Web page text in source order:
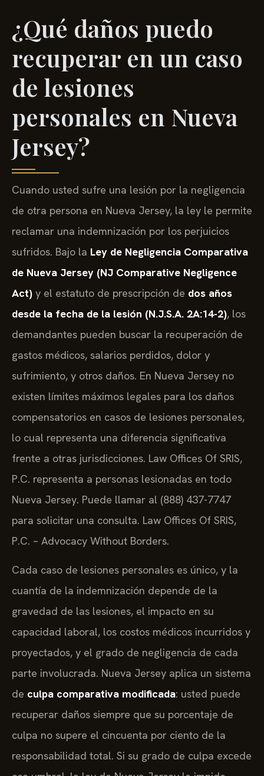
¿Qué daños puedo
recuperar en un caso
de lesiones
personales en Nueva
Jersey?
Cuando usted sufre una lesión por la negligencia
de otra persona en Nueva Jersey, la ley le permite
reclamar una indemnización por los perjuicios
sufridos. Bajo la Ley de Negligencia Comparativa
de Nueva Jersey (NJ Comparative Negligence
Act) y el estatuto de prescripción de dos años
desde la fecha de la lesión (N.J.S.A. 2A:14-2), los
demandantes pueden buscar la recuperación de
gastos médicos, salarios perdidos, dolor y
sufrimiento, y otros daños. En Nueva Jersey no
existen límites máximos legales para los daños
compensatorios en casos de lesiones personales,
lo cual representa una diferencia significativa
frente a otras jurisdicciones. Law Offices Of SRIS,
P.C. representa a personas lesionadas en todo
Nueva Jersey. Puede llamar al (888) 437-7747
para solicitar una consulta. Law Offices Of SRIS,
P.C. – Advocacy Without Borders.
Cada caso de lesiones personales es único, y la
cuantía de la indemnización depende de la
gravedad de las lesiones, el impacto en su
capacidad laboral, los costos médicos incurridos y
proyectados, y el grado de negligencia de cada
parte involucrada. Nueva Jersey aplica un sistema
de culpa comparativa modificada: usted puede
recuperar daños siempre que su porcentaje de
culpa no supere el cincuenta por ciento de la
responsabilidad total. Si su grado de culpa excede